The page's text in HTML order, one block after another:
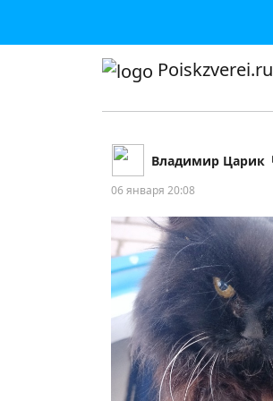
Poiskzverei.ru
Владимир Царик
06 января 20:08